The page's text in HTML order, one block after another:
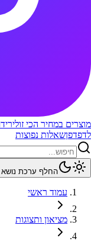
מוצרים במחיר הכי זול
לדפדפןשאלות נפוצות
החלף ערכת נושא
עמוד ראשי
מציאון ותצוגות